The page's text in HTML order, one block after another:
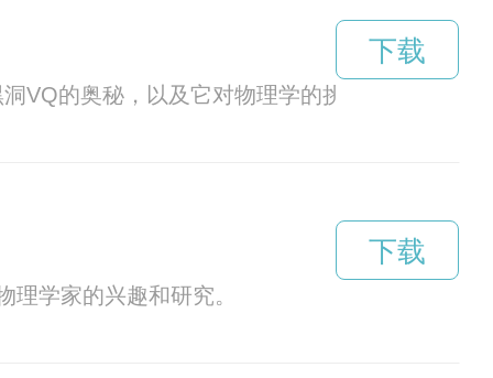
VQ的奥秘，以及它对物理学的挑战和启示。
下载
学家的兴趣和研究。
下载